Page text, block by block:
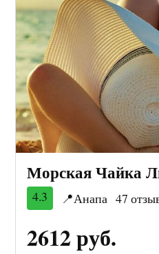
Морская Чайка
4.3 📍Анапа 47
2612 руб.